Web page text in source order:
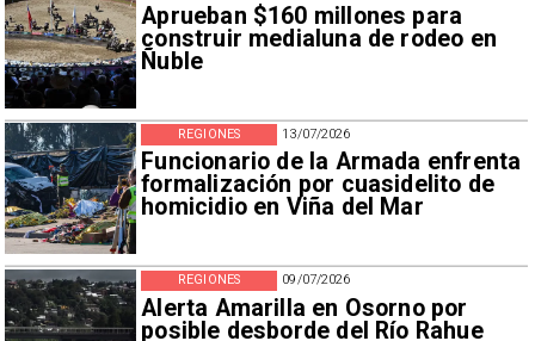
Aprueban $160 millones para
construir medialuna de rodeo en
Ñuble
13/07/2026
Funcionario de la Armada enfrenta
formalización por cuasidelito de
homicidio en Viña del Mar
REGIONES
09/07/2026
Alerta Amarilla en Osorno por
posible desborde del Río Rahue
REGIONES